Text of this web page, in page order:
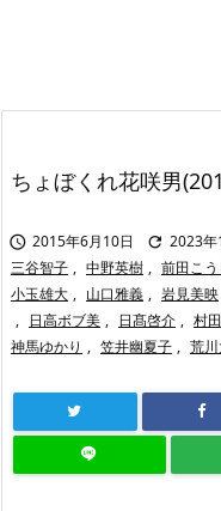
ちょぼくれ花咲男
 2015年6月10日  2023年
三谷智子 , 中野英樹 , 前田こ
小玉雄大 , 山口雅義 , 岩見美映
, 日高ボブ美 , 日髙啓介 , 村
神馬ゆかり , 笠井幽夏子 , 荒